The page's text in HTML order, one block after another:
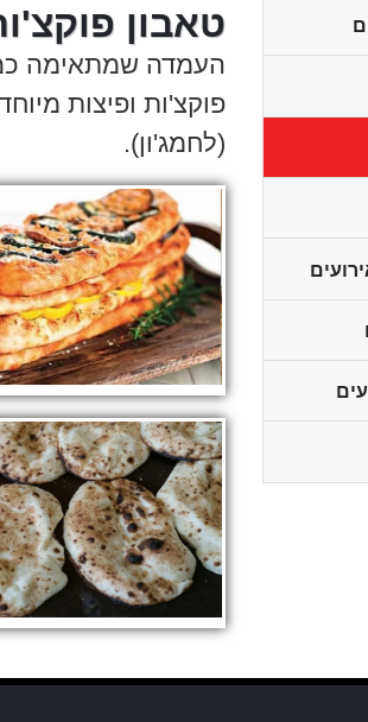
טאבון
העמדה שמתאימה
פוקצ'ות ופיצות
(לחמג'ון).